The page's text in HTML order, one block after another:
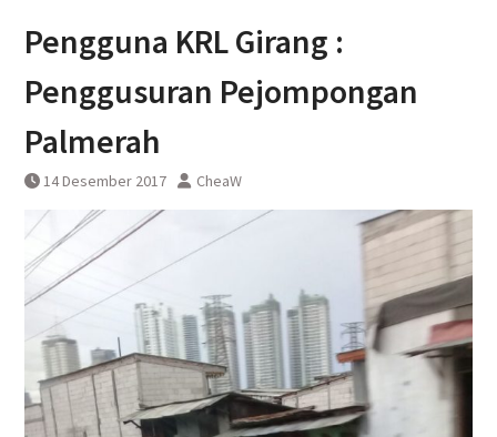
Pengguna KRL Girang :
Penggusuran Pejompongan
Palmerah
14 Desember 2017 CheaW